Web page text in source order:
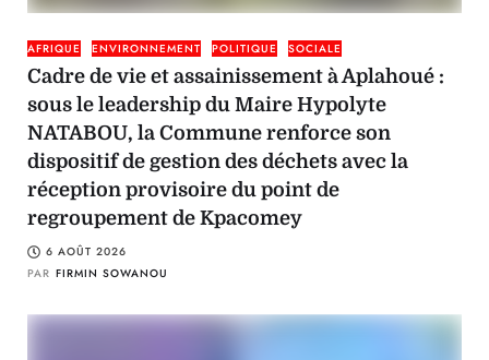
AFRIQUE ENVIRONNEMENT POLITIQUE SOCIALE
Cadre de vie et assainissement à Aplahoué :
sous le leadership du Maire Hypolyte
NATABOU, la Commune renforce son
dispositif de gestion des déchets avec la
réception provisoire du point de
regroupement de Kpacomey
6 AOÛT 2026
PAR FIRMIN SOWANOU